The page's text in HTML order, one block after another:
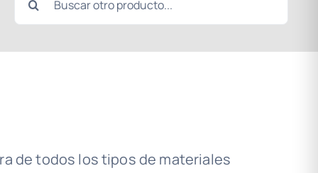
de todos los tipos de materiales